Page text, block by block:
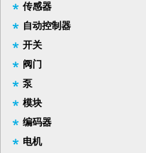
传感器
自动控制器
开关
阀门
泵
模块
编码器
电机